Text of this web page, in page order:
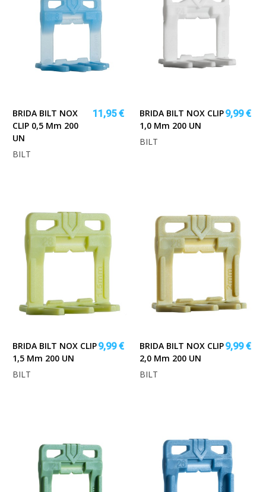
BRIDA BILT NOX
CLIP 0,5 Mm 200
UN
11,95 €
BILT
BRIDA BILT NOX CLIP
1,0 Mm 200 UN
9,99 €
BILT
BRIDA BILT NOX CLIP
1,5 Mm 200 UN
9,99 €
BILT
BRIDA BILT NOX CLIP
2,0 Mm 200 UN
9,99 €
BILT